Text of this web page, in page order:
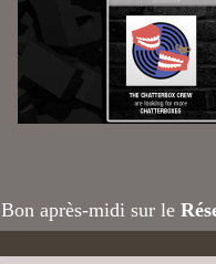
Bon après-midi sur le